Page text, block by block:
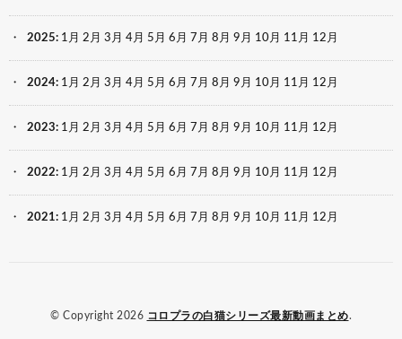
2025: 1月 2月 3月 4月 5月 6月 7月 8月 9月 10月 11月 12月
2024: 1月 2月 3月 4月 5月 6月 7月 8月 9月 10月 11月 12月
2023: 1月 2月 3月 4月 5月 6月 7月 8月 9月 10月 11月 12月
2022: 1月 2月 3月 4月 5月 6月 7月 8月 9月 10月 11月 12月
2021: 1月 2月 3月 4月 5月 6月 7月 8月 9月 10月 11月 12月
© Copyright 2026 コロプラの白猫シリーズ最新動画まとめ.